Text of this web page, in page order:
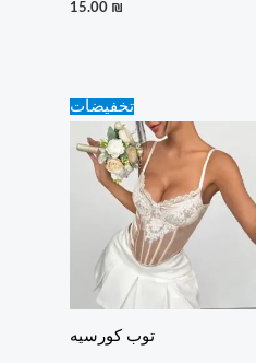
15.00 ₪
تخفيضات
توب كورسيه
Original
price
was:
40.00 ₪.
35.00 ₪.